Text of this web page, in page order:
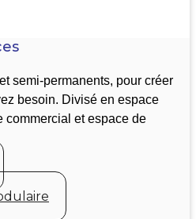
semi-permanents, pour créer
besoin. Divisé en espace
commercial et espace de